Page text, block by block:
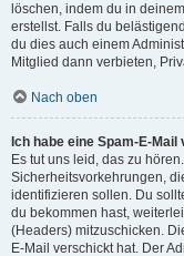
löschen, indem du in
erstellst. Falls du
du dies auch einem
Mitglied dann verbieten,
Nach oben
Ich habe eine Spam-E-
Es tut uns leid, das zu
Sicherheitsvorkehrungen,
identifizieren sollen. Du
du bekommen hast,
(Headers) mitzuschicken.
E-Mail verschickt hat. Der